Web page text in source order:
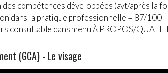
des compétences développées (avt/après la
dans la pratique professionnelle = 87/100
consultable dans menu À PROPOS/
(GCA) - Le visage